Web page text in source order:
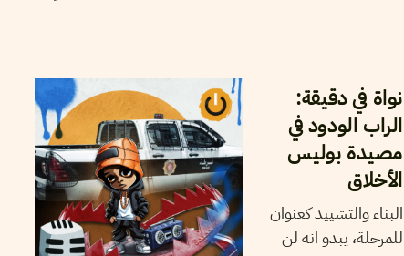
نواة في دقيقة:
الراب الودود في
مصيدة بوليس
الأخلاق
البناء والتشييد كعنوان
للمرحلة، يبدو انه لن